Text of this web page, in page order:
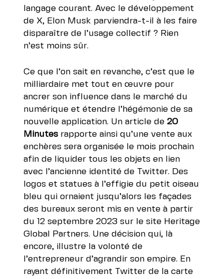
langage courant. Avec le développement
de X, Elon Musk parviendra-t-il à les faire
disparaître de l’usage collectif ? Rien
n’est moins sûr.
Ce que l’on sait en revanche, c’est que le
milliardaire met tout en œuvre pour
ancrer son influence dans le marché du
numérique et étendre l’hégémonie de sa
nouvelle application. Un article de 20
Minutesrapporte ainsi qu’une vente aux
enchères sera organiséele mois prochain
afin de liquider tous les objets en lien
avec l’ancienne identité de Twitter. Des
logos et statues à l’effigie du petit oiseau
bleu qui ornaient jusqu’alors les façades
des bureaux seront mis en vente à partir
du 12 septembre 2023 sur le site Heritage
Global Partners. Une décision qui, là
encore, illustre la volonté de
l’entrepreneur d’agrandir son empire. En
rayant définitivement Twitter de la carte